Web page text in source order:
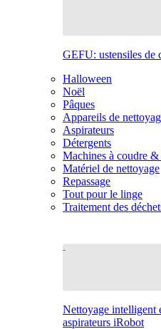
GEFU: ustensiles de
Halloween
Noël
Pâques
Appareils de
Aspirateurs
Détergents
Machines à coudre &
Matériel de nettoyage
Repassage
Tout pour le linge
Traitement des
Nettoyage intelligent
aspirateurs iRobot